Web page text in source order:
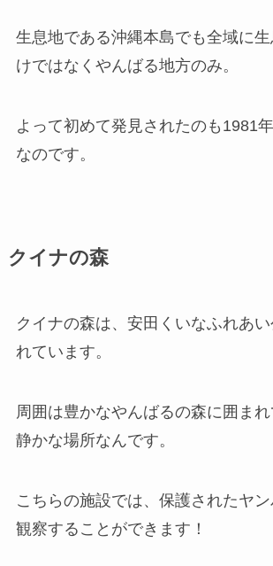
生息地である沖縄本島でも全域に
けではなくやんばる地方のみ。
よって初めて発見されたのも1981
なのです。
クイナの森
クイナの森は、安田くいなふれあ
れています。
周囲は豊かなやんばるの森に囲ま
静かな場所なんです。
こちらの施設では、保護されたヤ
観察することができます！